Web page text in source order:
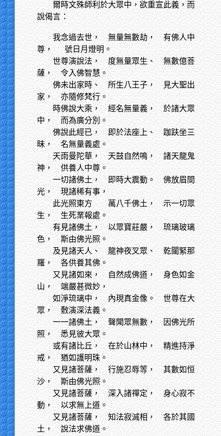
爾時文殊師利於大眾中，欲重宣此義，而
說偈言：
我念過去世，
無量無數劫， 有佛人中
尊， 號日月燈明。
世尊演說法，
度無量眾生、 無數億菩
薩， 令入佛智慧。
佛未出家時、
所生八王子， 見大聖出
家， 亦隨修梵行。
時佛說大乘，
經名無量義， 於諸大眾
中， 而為廣分別。
佛說此經已，
即於法座上、 跏趺坐三
昧， 名無量義處。
天雨曼陀華，
天鼓自然鳴， 諸天龍鬼
神， 供養人中尊。
一切諸佛土，
即時大震動。 佛放眉間
光， 現諸稀有事，
此光照東方
萬八千佛土， 示一切眾
生， 生死業報處。
有見諸佛土，
以眾寶莊嚴， 琉璃玻璃
色， 斯由佛光照。
及見諸天人、
龍神夜叉眾、 乾闥緊那
羅， 各供養其佛。
又見諸如來，
自然成佛道， 身色如金
山， 端嚴甚微妙，
如淨琉璃中，
內現真金像。 世尊在大
眾， 敷演深法義。
一一諸佛土，
聲聞眾無數， 因佛光所
照， 悉見彼大眾。
或有諸比丘，
在於山林中， 精進持淨
戒， 猶如護明珠。
又見諸菩薩，
行施忍辱等， 其數如恒
沙， 斯由佛光照。
又見諸菩薩，
深入諸禪定， 身心寂不
動， 以求無上道。
又見諸菩薩，
知法寂滅相， 各於其國
土， 說法求佛道。